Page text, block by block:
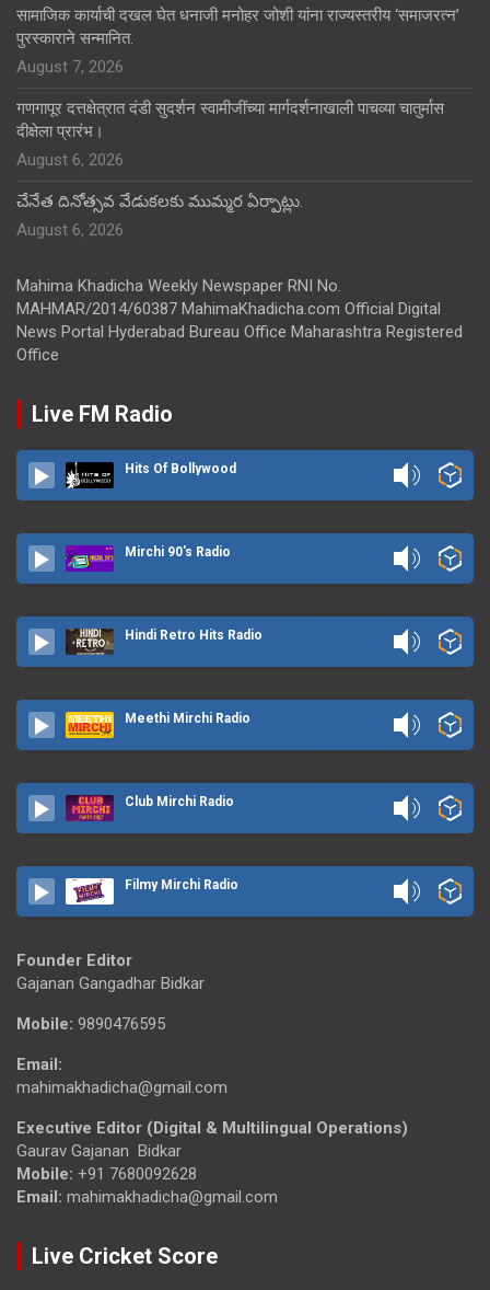
सामाजिक कार्याची दखल घेत धनाजी मनोहर जोशी यांना राज्यस्तरीय ‘समाजरत्न’
पुरस्काराने सन्मानित.
August 7, 2026
गणगापूर दत्तक्षेत्रात दंडी सुदर्शन स्वामीजींच्या मार्गदर्शनाखाली पाचव्या चातुर्मास
दीक्षेला प्रारंभ।
August 6, 2026
చేనేత దినోత్సవ వేడుకలకు ముమ్మర ఏర్పాట్లు.
August 6, 2026
Mahima Khadicha Weekly Newspaper RNI No.
MAHMAR/2014/60387 MahimaKhadicha.com Official Digital
News Portal Hyderabad Bureau Office Maharashtra Registered
Office
Live FM Radio
Hits Of Bollywood
Mirchi 90's Radio
Hindi Retro Hits Radio
Meethi Mirchi Radio
Club Mirchi Radio
Filmy Mirchi Radio
Founder Editor
Gajanan Gangadhar Bidkar
Mobile: 9890476595
Email:
mahimakhadicha@gmail.com
Executive Editor (Digital & Multilingual Operations)
Gaurav Gajanan Bidkar
Mobile: +91 7680092628
Email: mahimakhadicha@gmail.com
Live Cricket Score